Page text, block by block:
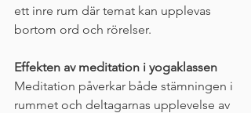
ett inre rum där temat kan upplevas
bortom ord och rörelser.
Effekten av meditation i yogaklassen
Meditation påverkar både stämningen i
rummet och deltagarnas upplevelse av